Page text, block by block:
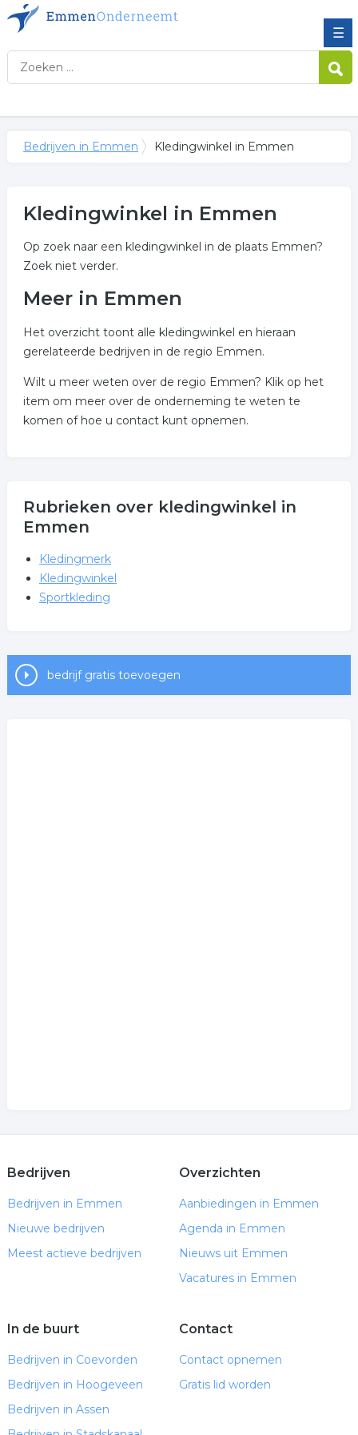
☰
Bedrijven in Emmen Kledingwinkel in Emmen
Kledingwinkel in Emmen
Op zoek naar een kledingwinkel in de plaats Emmen?
Zoek niet verder.
Meer in Emmen
Het overzicht toont alle kledingwinkel en hieraan
gerelateerde bedrijven in de regio Emmen.
Wilt u meer weten over de regio Emmen? Klik op het
item om meer over de onderneming te weten te
komen of hoe u contact kunt opnemen.
Rubrieken over kledingwinkel in
Emmen
Kledingmerk
Kledingwinkel
Sportkleding
bedrijf gratis toevoegen
Bedrijven
Bedrijven in Emmen
Nieuwe bedrijven
Meest actieve bedrijven
Overzichten
Aanbiedingen in Emmen
Agenda in Emmen
Nieuws uit Emmen
Vacatures in Emmen
In de buurt
Bedrijven in Coevorden
Bedrijven in Hoogeveen
Bedrijven in Assen
Contact
Contact opnemen
Gratis lid worden